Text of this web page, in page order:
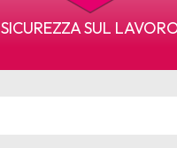
SICUREZZA SUL